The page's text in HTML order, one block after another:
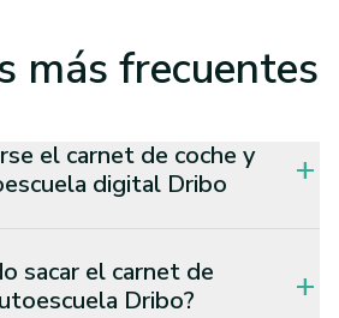
más frecuentes
el carnet de coche y
digital Dribo
add
sacar el carnet de
Dribo?
add